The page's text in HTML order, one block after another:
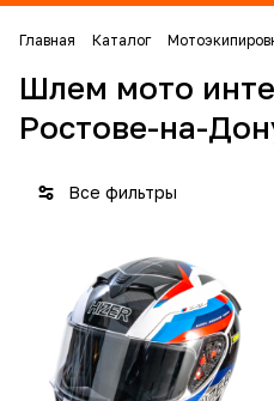
Главная Каталог
Шлем мото
Ростове-на-
Все фильтры